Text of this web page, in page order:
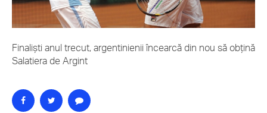
Finalişti anul trecut, argentinienii încearcă din nou să obţină
Salatiera de Argint